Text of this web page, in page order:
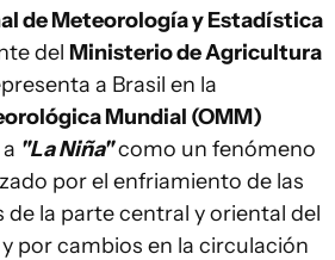
de Meteorología y Estadística
del Ministerio de Agricultura
a Brasil en la
Mundial (OMM)
"La Niña"como un fenómeno
por el enfriamiento de las
de la parte central y oriental del
por cambios en la circulación